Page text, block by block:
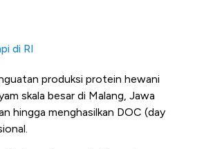
di RI
produksi protein hewani
skala besar di Malang, Jawa
hingga menghasilkan DOC (day